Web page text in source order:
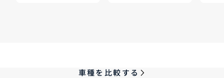
車種を比較する